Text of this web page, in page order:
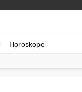
Horoskope